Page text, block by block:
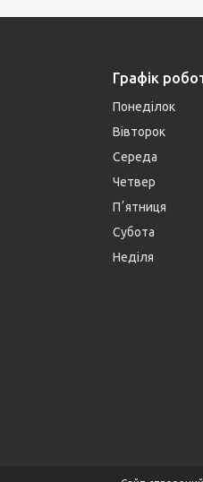
Графік
Понеділок
Вівторок
Середа
Четвер
Пʼятниця
Субота
Неділя